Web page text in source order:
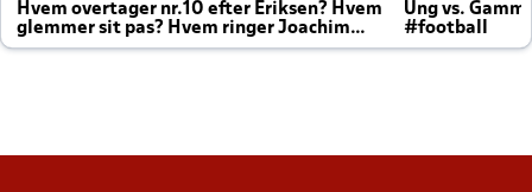
Hvem overtager nr.10 efter Eriksen? Hvem
glemmer sit pas? Hvem ringer Joachim
altid til efter kampe?
Ung vs.
#football